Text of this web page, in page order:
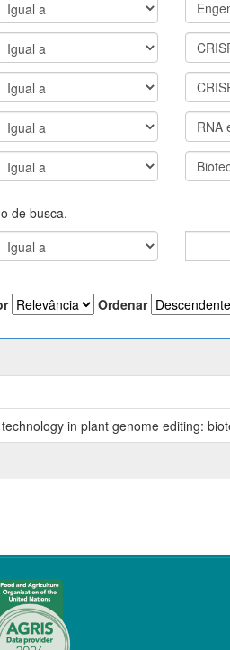
de busca.
Ordenar
in plant genome editing: